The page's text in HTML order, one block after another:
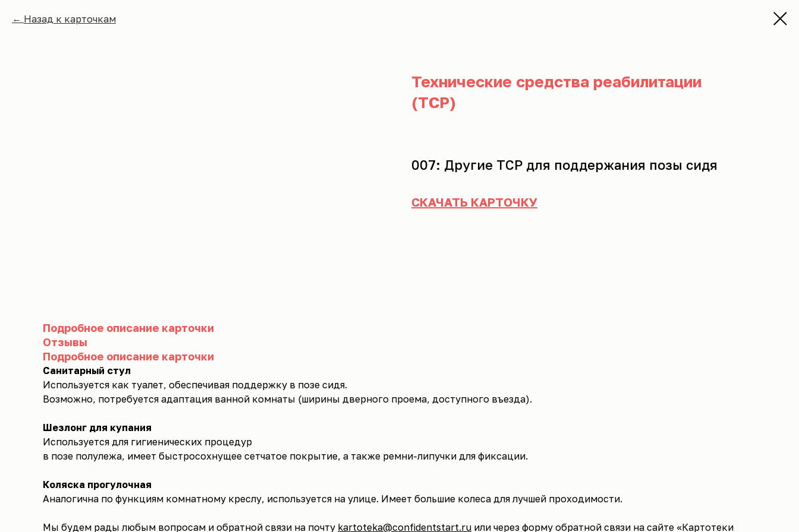
Назад к карточкам
Технические средства реабилитации
(ТСР)
007: Другие ТСР для поддержания позы сидя
СКАЧАТЬ КАРТОЧКУ
Подробное описание карточки
Отзывы
Подробное описание карточки
Санитарный стул
Используется как туалет, обеспечивая поддержку в позе сидя.
Возможно, потребуется адаптация ванной комнаты (ширины дверного проема, доступного въезда).
Шезлонг для купания
Используется для гигиенических процедур
в позе полулежа, имеет быстросохнущее сетчатое покрытие, а также ремни-липучки для фиксации.
Коляска прогулочная
Аналогична по функциям комнатному креслу, используется на улице. Имеет большие колеса для лучшей проходимости.
Мы будем рады любым вопросам и обратной связи на почту kartoteka@confidentstart.ru или через форму обратной связи на сайте «Картотеки